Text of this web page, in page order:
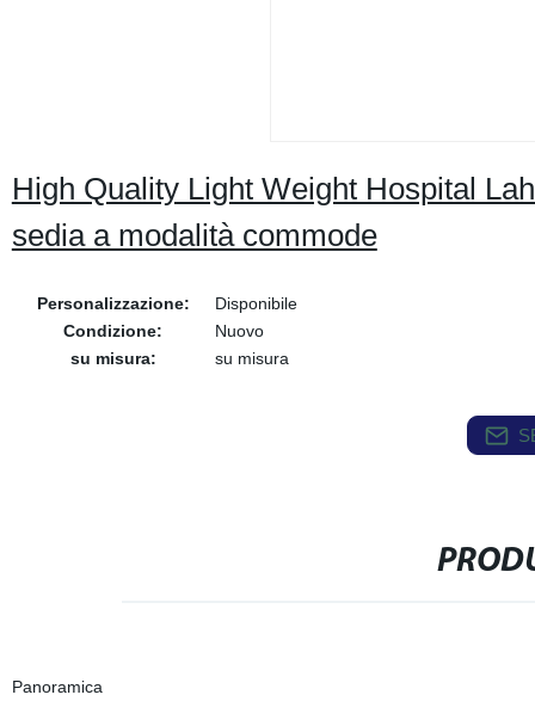
High Quality Light Weight Hospital
sedia a modalità commode
Personalizzazione:
Disponibile
Condizione:
Nuovo
su misura:
su misura
Panoramica